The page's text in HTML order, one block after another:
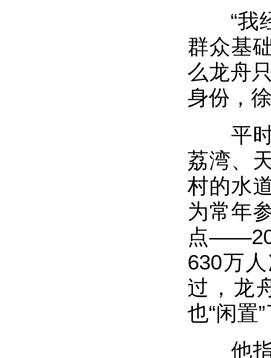
“我经
群众基
么龙舟
身份，
平时
荔湾、
村的水
为常年
点
630万
过，龙
也“闲置
他指